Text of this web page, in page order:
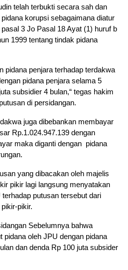
telah terbukti secara sah dan
korupsi sebagaimana diatur
3 Jo Pasal 18 Ayat (1) huruf b
1999 tentang tindak pidana
pidana penjara terhadap terdakwa
pidana penjara selama 5
subsidier 4 bulan,“ tegas hakim
di persidangan.
juga dibebankan membayar
Rp.1.024.947.139 dengan
maka diganti dengan pidana
yang dibacakan oleh majelis
pikir lagi langsung menyatakan
putusan tersebut dari
pikir.
Sebelumnya bahwa
pidana oleh JPU dengan pidana
dan denda Rp 100 juta subsider